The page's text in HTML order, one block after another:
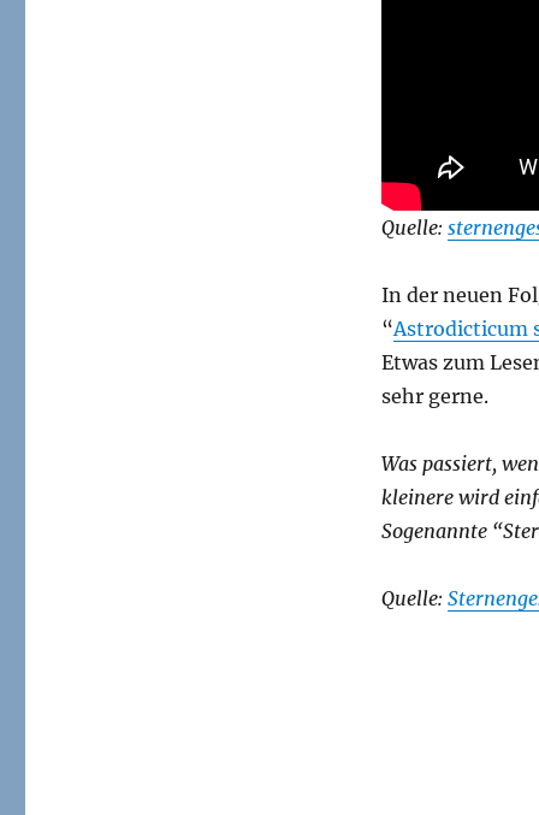
Quelle:
In der neuen
“Astrodicticum
Etwas zum
sehr gerne.
Was passiert,
kleinere wird
Sogenannte
Quelle: